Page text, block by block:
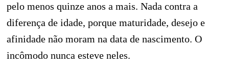
pelo menos quinze anos a mais. Nada contra a
diferença de idade, porque maturidade, desejo e
afinidade não moram na data de nascimento. O
incômodo nunca esteve neles.